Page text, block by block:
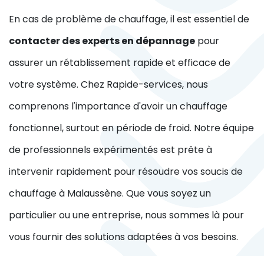
En cas de problème de chauffage, il est essentiel de
contacter des experts en dépannage pour
assurer un rétablissement rapide et efficace de
votre système. Chez Rapide-services, nous
comprenons l'importance d'avoir un chauffage
fonctionnel, surtout en période de froid. Notre équipe
de professionnels expérimentés est prête à
intervenir rapidement pour résoudre vos soucis de
chauffage à Malaussène. Que vous soyez un
particulier ou une entreprise, nous sommes là pour
vous fournir des solutions adaptées à vos besoins.